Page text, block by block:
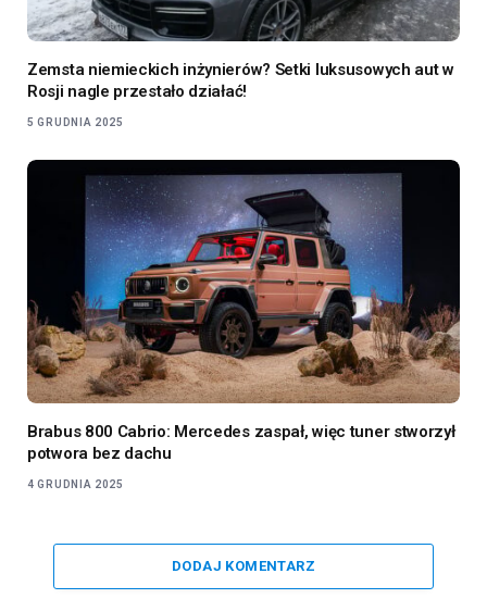
Zemsta niemieckich inżynierów? Setki luksusowych aut w
Rosji nagle przestało działać!
5 GRUDNIA 2025
Brabus 800 Cabrio: Mercedes zaspał, więc tuner stworzył
potwora bez dachu
4 GRUDNIA 2025
DODAJ KOMENTARZ